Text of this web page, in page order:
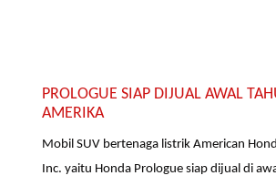
PROLOGUE SIAP DIJUAL AWAL
AMERIKA
Mobil SUV bertenaga listrik American
Inc. yaitu Honda Prologue siap dijual di